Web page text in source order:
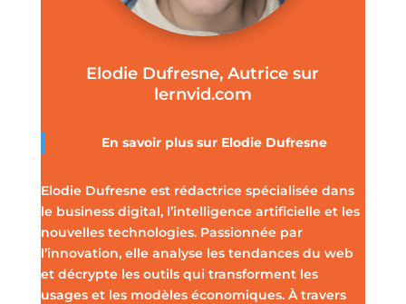
Elodie Dufresne, Autrice sur
lernvid.com
En savoir plus sur Elodie Dufresne
Elodie Dufresne est rédactrice spécialisée dans
le business digital, l’intelligence artificielle et les
nouvelles technologies. Passionnée par
l’innovation, elle analyse les tendances du web
et décrypte les outils qui transforment les
usages et les modèles économiques. À travers